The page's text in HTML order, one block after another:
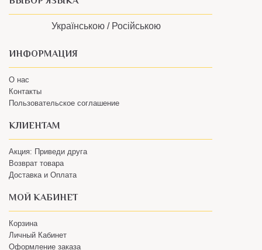
КЛИЕНТАМ
Доставка и Оплата
МОЙ КАБИНЕТ
Оформление заказа